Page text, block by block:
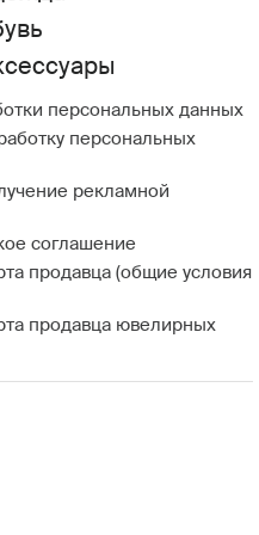
персональных данных
персональных
рекламной
соглашение
продавца (общие условия
продавца ювелирных